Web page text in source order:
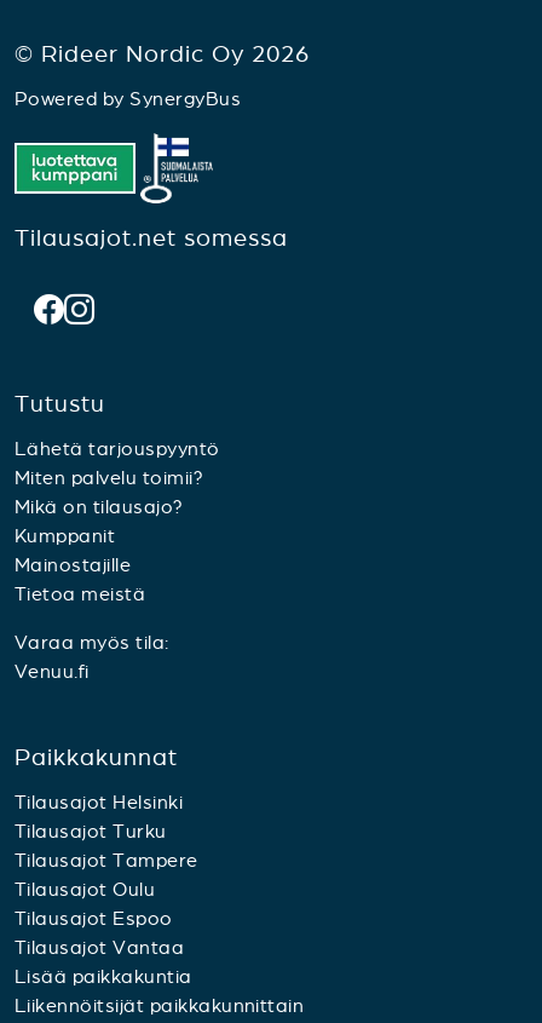
© Rideer Nordic Oy 2026
Powered by SynergyBus
Tilausajot.net somessa
Tutustu
Lähetä tarjouspyyntö
Miten palvelu toimii?
Mikä on tilausajo?
Kumppanit
Mainostajille
Tietoa meistä
Varaa myös tila:
Venuu.fi
Paikkakunnat
Tilausajot Helsinki
Tilausajot Turku
Tilausajot Tampere
Tilausajot Oulu
Tilausajot Espoo
Tilausajot Vantaa
Lisää paikkakuntia
Liikennöitsijät paikkakunnittain